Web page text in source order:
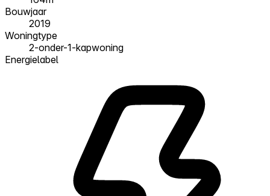
Bouwjaar
2019
Woningtype
2-onder-1-kapwoning
Energielabel